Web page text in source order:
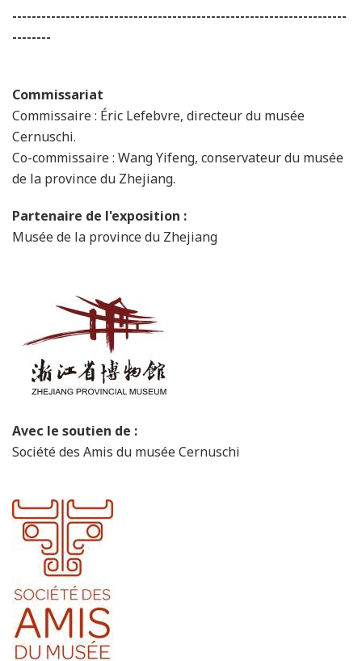
---------------------------------------------------------------------
--------
Commissariat
Commissaire : Éric Lefebvre, directeur du musée
Cernuschi.
Co-commissaire : Wang Yifeng, conservateur du musée
de la province du Zhejiang.
Partenaire de l'exposition :
Musée de la province du Zhejiang
Avec le soutien de :
Société des Amis du musée Cernuschi
samc-logo.jpg